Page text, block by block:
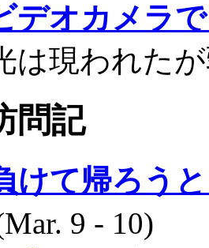
デオカメラ
は現われた
問記
けて帰ろう
9 - 10)